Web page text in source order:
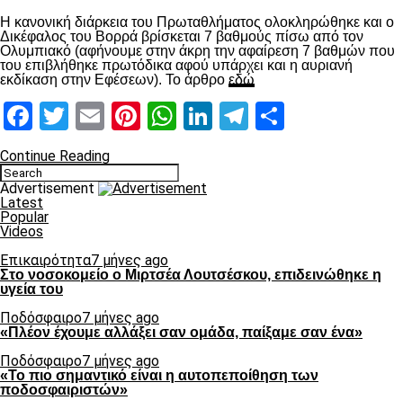
Η κανονική διάρκεια του Πρωταθλήματος ολοκληρώθηκε και ο
Δικέφαλος του Βορρά βρίσκεται 7 βαθμούς πίσω από τον
Ολυμπιακό (αφήνουμε στην άκρη την αφαίρεση 7 βαθμών που
του επιβλήθηκε πρωτόδικα αφού υπάρχει και η αυριανή
εκδίκαση στην Εφέσεων). Το άρθρο εδώ
Facebook
Twitter
EmailPinterest
WhatsApp
LinkedIn
Telegram
Continue Reading
Advertisement
Latest
Popular
Videos
Επικαιρότητα7 μήνες ago
Στο νοσοκομείο ο Μιρτσέα Λουτσέσκου, επιδεινώθηκε η
υγεία του
Ποδόσφαιρο7 μήνες ago
«Πλέον έχουμε αλλάξει σαν ομάδα, παίξαμε σαν ένα»
Ποδόσφαιρο7 μήνες ago
«Το πιο σημαντικό είναι η αυτοπεποίθηση των
ποδοσφαιριστών»